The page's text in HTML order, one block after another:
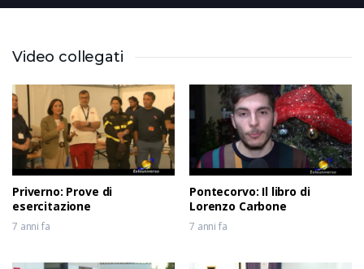
AQUINO: Presentazione libro San
Tommaso
5 anni fa
Video collegati
Priverno: Prove di
esercitazione
7 anni fa
Pontecorvo: Il libro di
Lorenzo Carbone
7 anni fa